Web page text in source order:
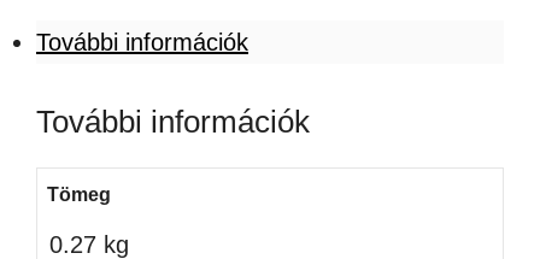
További információk
További információk
Tömeg
0.27 kg